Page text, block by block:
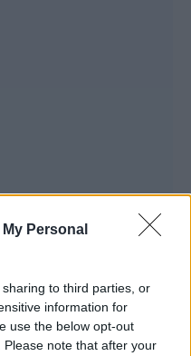
Personal
to third parties, or
information for
use the below opt-out
note that after your